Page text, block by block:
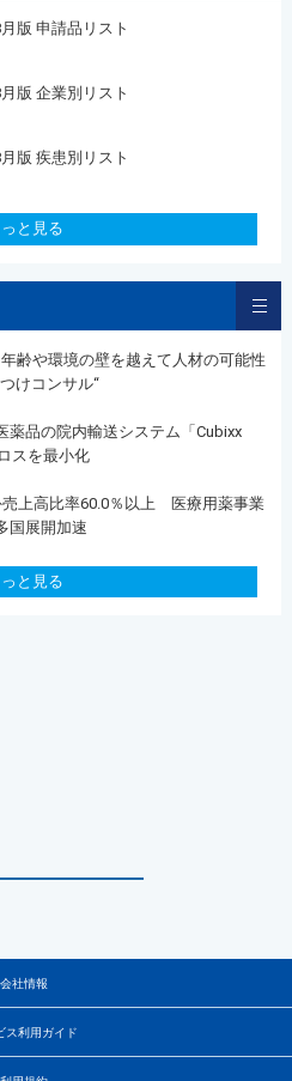
版 申請品リスト
版 企業別リスト
版 疾患別リスト
っと見る
齢や環境の壁を越えて人材の可能性
けコンサル“
品の院内輸送システム「Cubixx
スを最小化
上高比率60.0％以上 医療用薬事業
国展開加速
っと見る
会社情報
ス利用ガイド